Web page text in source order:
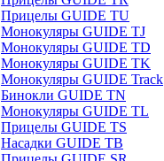
Прицелы GUIDE TU
Монокуляры GUIDE TJ
Монокуляры GUIDE TD
Монокуляры GUIDE TK
Монокуляры GUIDE Track
Бинокли GUIDE TN
Монокуляры GUIDE TL
Прицелы GUIDE TS
Насадки GUIDE TB